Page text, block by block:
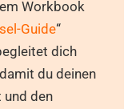
Workbook
Guide“
dich
du deinen
den